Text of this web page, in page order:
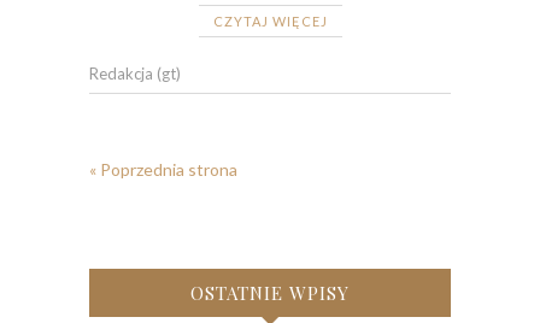
CZYTAJ WIĘCEJ
Redakcja (gt)
« Poprzednia strona
OSTATNIE WPISY